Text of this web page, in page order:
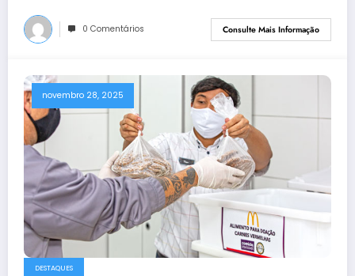
0 Comentários Consulte Mais Informação
novembro 28, 2025
DESTAQUES